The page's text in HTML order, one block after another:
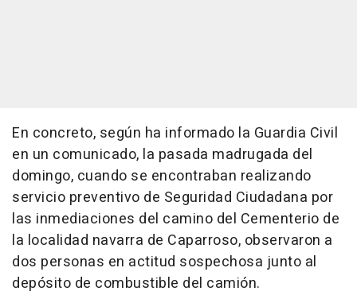
En concreto, según ha informado la Guardia Civil
en un comunicado, la pasada madrugada del
domingo, cuando se encontraban realizando
servicio preventivo de Seguridad Ciudadana por
las inmediaciones del camino del Cementerio de
la localidad navarra de Caparroso, observaron a
dos personas en actitud sospechosa junto al
depósito de combustible del camión.